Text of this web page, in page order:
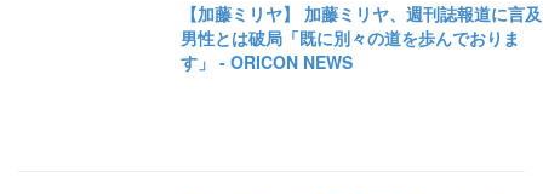
【加藤ミリヤ】 加藤ミリヤ、週刊誌報道に言及
男性とは破局「既に別々の道を歩んでおりま
す」 - ORICON NEWS